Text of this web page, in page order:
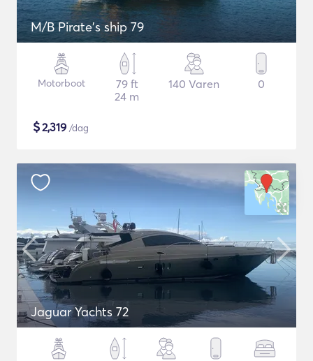
M/B Pirate's ship 79
Motorboot
79 ft
24 m
140 Varen 0
$2,319 /dag
Jaguar Yachts 72